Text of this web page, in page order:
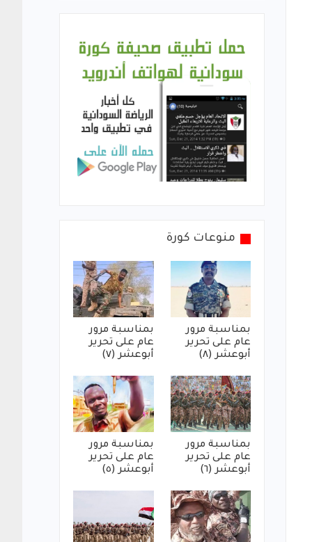
منوعات كورة
بمناسبة مرور
عام على تحرير
أبوعشر (٨)
بمناسبة مرور
عام على تحرير
أبوعشر (٧)
بمناسبة مرور
عام على تحرير
أبوعشر (٦)
بمناسبة مرور
عام على تحرير
أبوعشر (٥)